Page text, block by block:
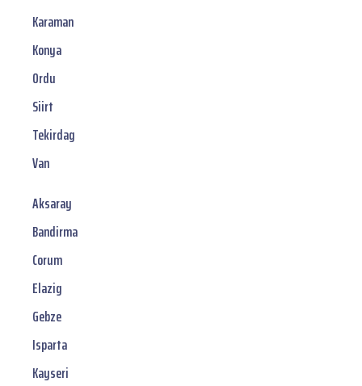
Karaman
Konya
Ordu
Siirt
Tekirdag
Van
Aksaray
Bandirma
Corum
Elazig
Gebze
Isparta
Kayseri